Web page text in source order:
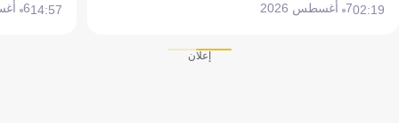
02:197 أغسطس 2026 14:576 أغسطس 2026
إعلان